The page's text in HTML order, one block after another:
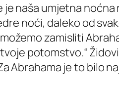
naša umjetna
noći, daleko od
zamisliti
potomstvo.“
Abrahama je to bilo